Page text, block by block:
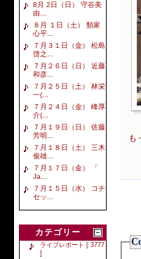
8月 2日（日） 守谷美
由...
８月 １日（土） 類家
心平...
７月３１日（金） 松島
啓之...
７月２６日（日） 近藤
和彦...
７月２５日（土） 林栄
一(...
７月２４日（金） 峰厚
介(...
７月１９日（日） 佐藤
芳明...
７月１８日（土） 三木
俊雄...
７月１７日（金） 「
Ja...
７月１５日（水） コチ
セッ...
カテゴリー
ライブレポート [ 3777
]
も